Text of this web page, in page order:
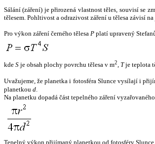
Sálání (záření) je přirozená vlastnost těles, souvisí se
tělesem. Pohltivost a odrazivost záření u tělesa závisí
Pro výkon záření černého tělesa P platí upravený
kde S je obsah plochy povrchu tělesa v m2, Tje teplota
Uvažujeme, že planetka i fotosféra Slunce vysílají i
planetkou d.
Na planetku dopadá část tepelného záření
Tepelný výkon přijímaný planetkou od fotosféry